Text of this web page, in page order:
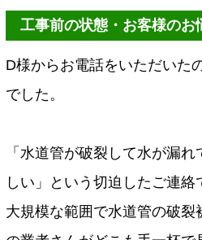
工事前の状態・お客様のお
D様からお電話をいただいた
でした。
「水道管が破裂して水が漏
しい」という切迫したご連絡
大規模な範囲で水道管の破